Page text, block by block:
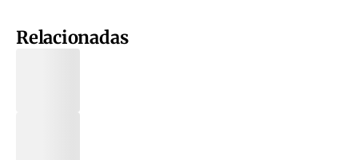
Relacionadas